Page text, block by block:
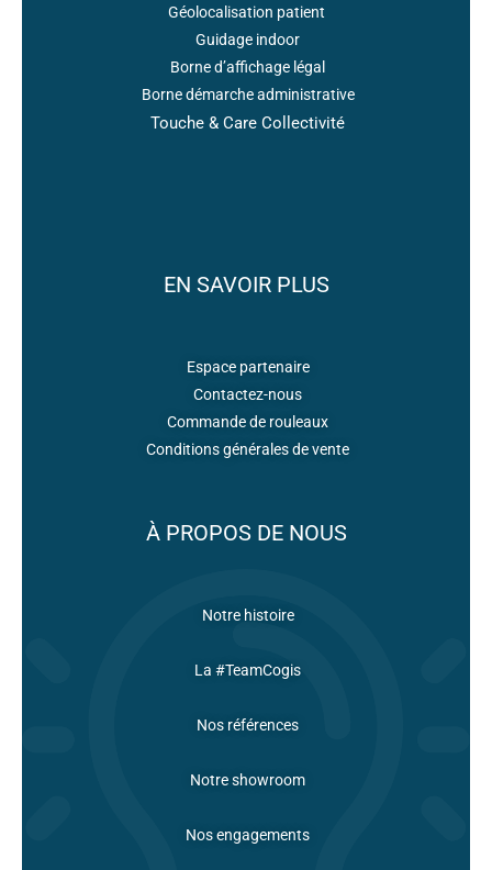
Géolocalisation patient
Guidage indoor
Borne d’affichage légal
Borne démarche administrative
Touche & Care Collectivité
EN SAVOIR PLUS
Espace partenaire
Contactez-nous
Commande de rouleaux
Conditions générales de vente
À PROPOS DE NOUS
Notre histoire
La #TeamCogis
Nos références
Notre showroom
Nos engagements